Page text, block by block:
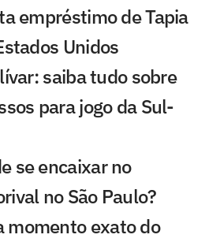
empréstimo de Tapia
Unidos
saiba tudo sobre
para jogo da Sul-
se encaixar no
no São Paulo?
momento exato do